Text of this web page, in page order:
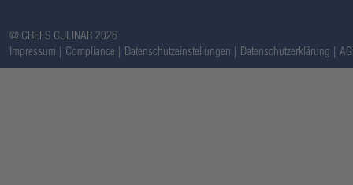
@ CHEFS CULINAR 2026
Impressum
Compliance Datenschutzeinstellungen Datenschutzerklärung